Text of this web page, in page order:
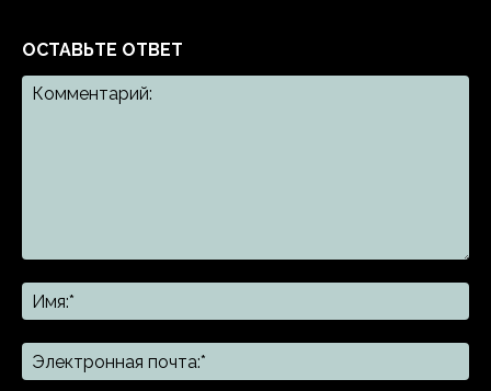
ОСТАВЬТЕ ОТВЕТ